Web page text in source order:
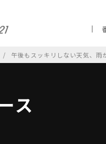
午後もスッキリしない天気、雨
ス